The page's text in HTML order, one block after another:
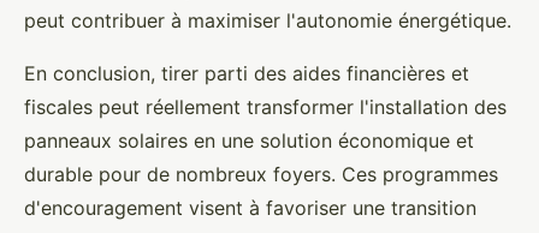
peut contribuer à maximiser l'autonomie énergétique.
En conclusion, tirer parti des aides financières et
fiscales peut réellement transformer l'installation des
panneaux solaires en une solution économique et
durable pour de nombreux foyers. Ces programmes
d'encouragement visent à favoriser une transition